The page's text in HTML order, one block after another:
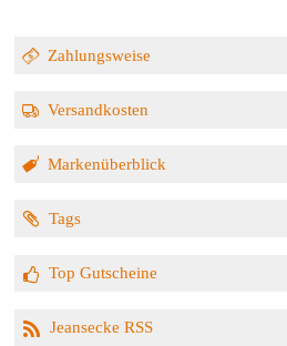
Zahlungsweise
Versandkosten
Markenüberblick
Tags
Top Gutscheine
Jeansecke RSS